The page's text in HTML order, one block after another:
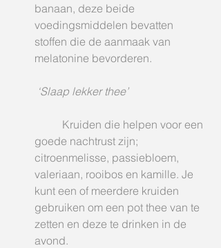
banaan, deze beide
voedingsmiddelen bevatten
stoffen die de aanmaak van
melatonine bevorderen.
‘Slaap lekker thee’
goede nachtrust zijn;
citroenmelisse, passiebloem,
valeriaan, rooibos en kamille. Je
kunt een of meerdere kruiden
gebruiken om een pot thee van te
zetten en deze te drinken in de
avond.